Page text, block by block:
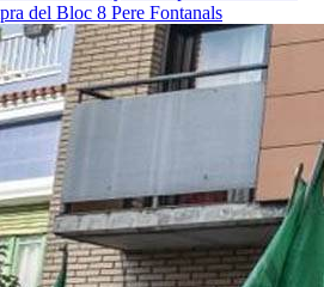
del Bloc 8 Pere Fontanals